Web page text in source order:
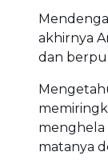
akhirnya
dan
menghela
matanya